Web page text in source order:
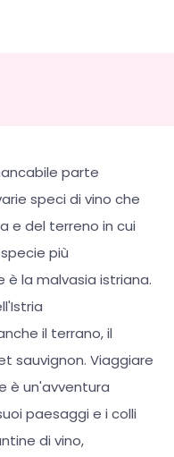
parte
speci di vino che
e del terreno in cui
più
la malvasia istriana.
il terrano, il
sauvignon. Viaggiare
è un'avventura
paesaggi e i colli
di vino,